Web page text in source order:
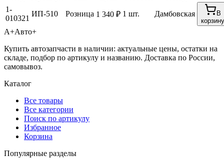
1-
010321
ИП-510 Розница 1 340 ₽ 1 шт. Дамбовская
В
корзину
А+Авто+
Купить автозапчасти в наличии: актуальные цены, остатки на
складе, подбор по артикулу и названию. Доставка по России,
самовывоз.
Каталог
Все товары
Все категории
Поиск по артикулу
Избранное
Корзина
Популярные разделы